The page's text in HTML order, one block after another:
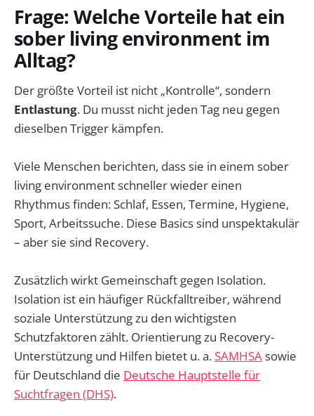
Frage: Welche Vorteile hat ein
sober living environment im
Alltag?
Der größte Vorteil ist nicht „Kontrolle“, sondern
Entlastung. Du musst nicht jeden Tag neu gegen
dieselben Trigger kämpfen.
Viele Menschen berichten, dass sie in einem sober
living environment schneller wieder einen
Rhythmus finden: Schlaf, Essen, Termine, Hygiene,
Sport, Arbeitssuche. Diese Basics sind unspektakulär
– aber sie sind Recovery.
Zusätzlich wirkt Gemeinschaft gegen Isolation.
Isolation ist ein häufiger Rückfalltreiber, während
soziale Unterstützung zu den wichtigsten
Schutzfaktoren zählt. Orientierung zu Recovery-
Unterstützung und Hilfen bietet u. a. SAMHSAsowie
für Deutschland die Deutsche Hauptstelle für
Suchtfragen (DHS).